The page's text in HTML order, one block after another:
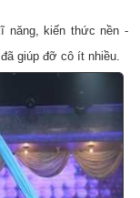
năng, kiến thức nền -
giúp đỡ cô ít nhiều.